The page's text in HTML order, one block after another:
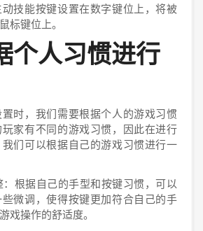
技能按键设置在数字键位上，将被
标键位上。
个人习惯进行
时，我们需要根据个人的游戏习惯
家有不同的游戏习惯，因此在进行
们可以根据自己的游戏习惯进行一
根据自己的手型和按键习惯，可以
微调，使得按键更加符合自己的手
戏操作的舒适度。